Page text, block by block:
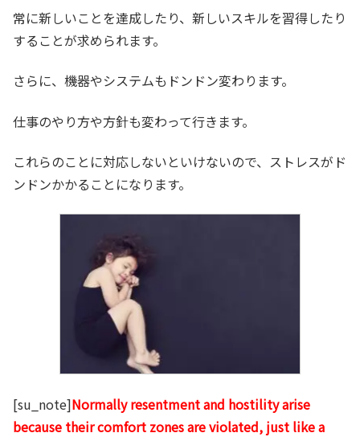
常に新しいことを達成したり、新しいスキルを習得したり
することが求められます。
さらに、機器やシステムもドンドン変わります。
仕事のやり方や方針も変わって行きます。
これらのことに対応しないといけないので、ストレスがド
ンドンかかることになります。
[su_note]Normally resentment and hostility arise
because their comfort zones are violated, just like a